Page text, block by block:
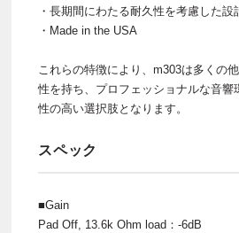
・長期間にわたる耐久性を考慮した設
・Made in the USA
これらの特徴により、m303は多くの
性を持ち、プロフェッショナルな音響
性の高い選択肢となります。
スペック
■Gain
Pad Off, 13.6k Ohm load：-6dB